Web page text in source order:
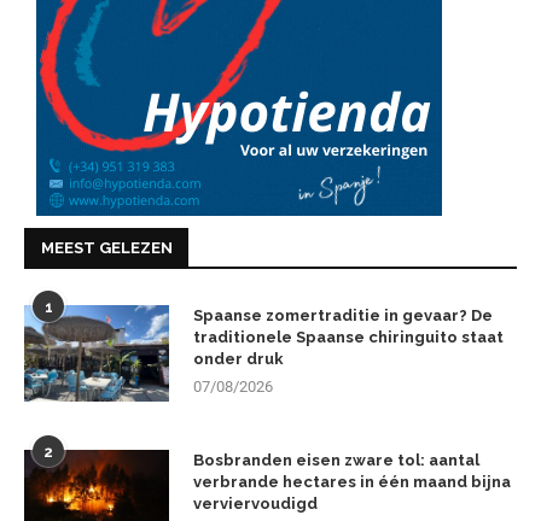
MEEST GELEZEN
1
Spaanse zomertraditie in gevaar? De
traditionele Spaanse chiringuito staat
onder druk
07/08/2026
2
Bosbranden eisen zware tol: aantal
verbrande hectares in één maand bijna
verviervoudigd